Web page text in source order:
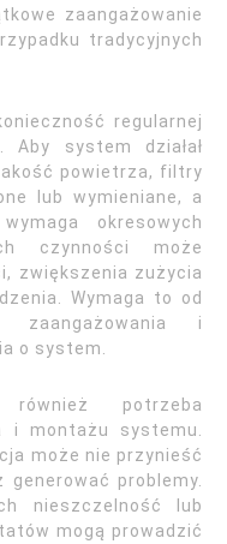
zaangażowanie
tradycyjnych
regularnej
system działał
powietrza, filtry
lub wymieniane, a
okresowych
czynności może
zwiększenia zużycia
Wymaga to od
zaangażowania i
o system.
potrzeba
i montażu systemu.
może nie przynieść
problemy.
nieszczelność lub
mogą prowadzić